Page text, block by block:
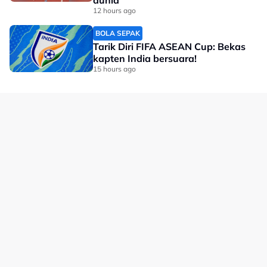
12 hours ago
BOLA SEPAK
Tarik Diri FIFA ASEAN Cup: Bekas
kapten India bersuara!
15 hours ago